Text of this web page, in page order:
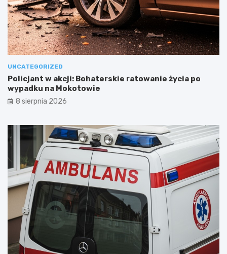
UNCATEGORIZED
Policjant w akcji: Bohaterskie ratowanie życia po
wypadku na Mokotowie
8 sierpnia 2026